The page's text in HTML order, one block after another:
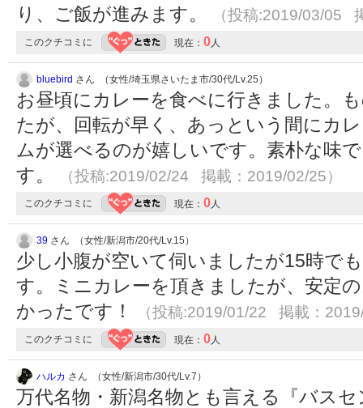
り、ご飯が進みます。
（投稿:2019/03/05
このクチコミに 現在： 0 人
bluebird さん （女性/埼玉県さいたま市/30代/Lv.25）
お昼頃にカレーを食べに行きました。
たが、回転が早く、あっという間にカ
ムが選べるのが嬉しいです。素朴な味
す。
（投稿:2019/02/24 掲載：2019/02/25）
このクチコミに 現在： 0 人
39 さん （女性/新潟市/20代/Lv.15）
少し小腹が空いて伺いましたが15時で
す。ミニカレーを頂きましたが、安定
かったです！
（投稿:2019/01/22 掲載：
このクチコミに 現在： 0 人
ハルカ さん （女性/新潟市/30代/Lv.7）
万代名物・新潟名物とも言える『バス